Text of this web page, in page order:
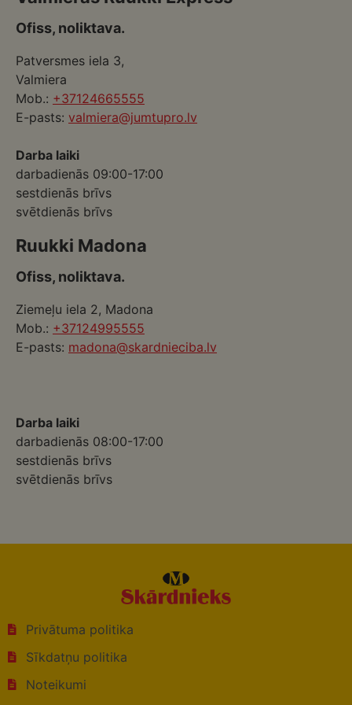
Ofiss, noliktava.
Patversmes iela 3,
Valmiera
Mob.: +37124665555
E-pasts: valmiera@jumtupro.lv
Darba laiki
darbadienās 09:00-17:00
sestdienās brīvs
svētdienās brīvs
Ruukki Madona
Ofiss, noliktava.
Ziemeļu iela 2, Madona
Mob.: +37124995555
E-pasts: madona@skardnieciba.lv
Darba laiki
darbadienās 08:00-17:00
sestdienās brīvs
svētdienās brīvs
Privātuma politika
Sīkdatņu politika
Noteikumi